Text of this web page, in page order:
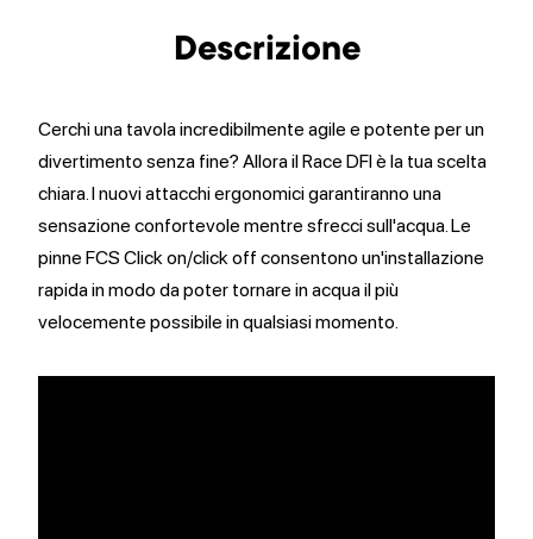
Descrizione
Cerchi una tavola incredibilmente agile e potente per un
divertimento senza fine? Allora il Race DFI è la tua scelta
chiara. I nuovi attacchi ergonomici garantiranno una
sensazione confortevole mentre sfrecci sull'acqua. Le
pinne FCS Click on/click off consentono un'installazione
rapida in modo da poter tornare in acqua il più
velocemente possibile in qualsiasi momento.